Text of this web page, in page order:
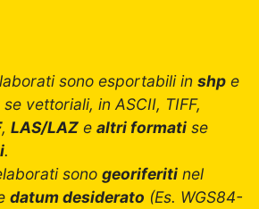
sono esportabili in shp e
se vettoriali, in ASCII, TIFF,
, LAS/LAZ e altri formati se
.
sono georiferiti nel
datum desiderato (Es. WGS84-